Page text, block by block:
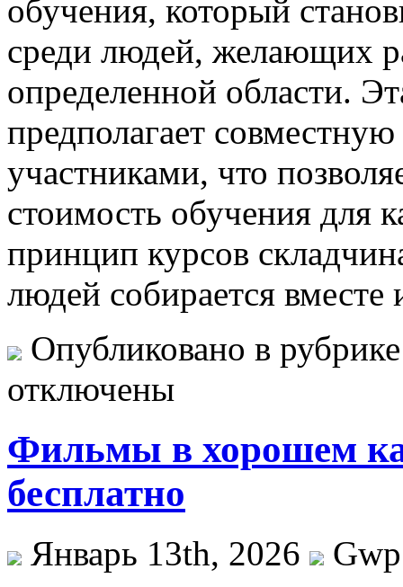
обучения, который
среди людей, желающих
определенной области.
предполагает
участниками, что
стоимость обучения для
принцип курсов
людей собирается
Опубликовано в
отключены
Фильмы в хорошем
бесплатно
Январь 13th, 2026
Gwp